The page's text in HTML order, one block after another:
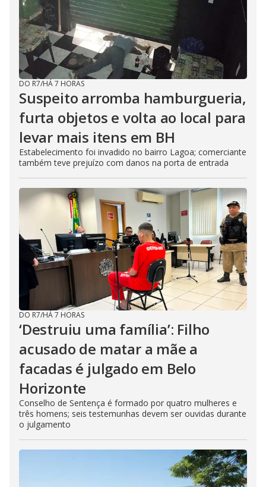
DO R7/HÁ 7 HORAS
Suspeito arromba hamburgueria,
furta objetos e volta ao local para
levar mais itens em BH
Estabelecimento foi invadido no bairro Lagoa; comerciante
também teve prejuízo com danos na porta de entrada
DO R7/HÁ 7 HORAS
‘Destruiu uma família’: Filho
acusado de matar a mãe a
facadas é julgado em Belo
Horizonte
Conselho de Sentença é formado por quatro mulheres e
três homens; seis testemunhas devem ser ouvidas durante
o julgamento